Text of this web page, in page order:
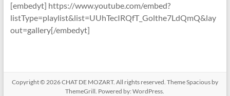
[embedyt] https://www.youtube.com/embed?
listType=playlist&list=UUhTecIRQfT_Golthe7LdQmQ&lay
out=gallery[/embedyt]
Copyright © 2026CHAT DE MOZART. All rights reserved. ThemeSpaciousby
ThemeGrill. Powered by:WordPress.